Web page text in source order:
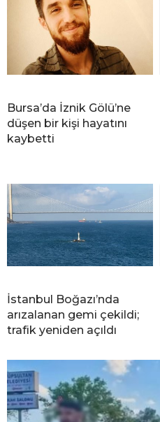
Bursa’da İznik Gölü’ne
düşen bir kişi hayatını
kaybetti
İstanbul Boğazı’nda
arızalanan gemi çekildi;
trafik yeniden açıldı